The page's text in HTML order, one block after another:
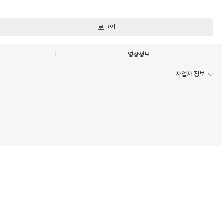
로그인
영상정보
사업자 정보